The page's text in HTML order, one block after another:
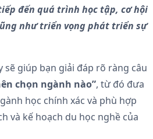
đến quá trình học tập, cơ hội
như triển vọng phát triển sự
sẽ giúp bạn giải đáp rõ ràng câu
chọn ngành nào”, từ đó đưa
học chính xác và phù hợp
và kế hoạch du học nghề của